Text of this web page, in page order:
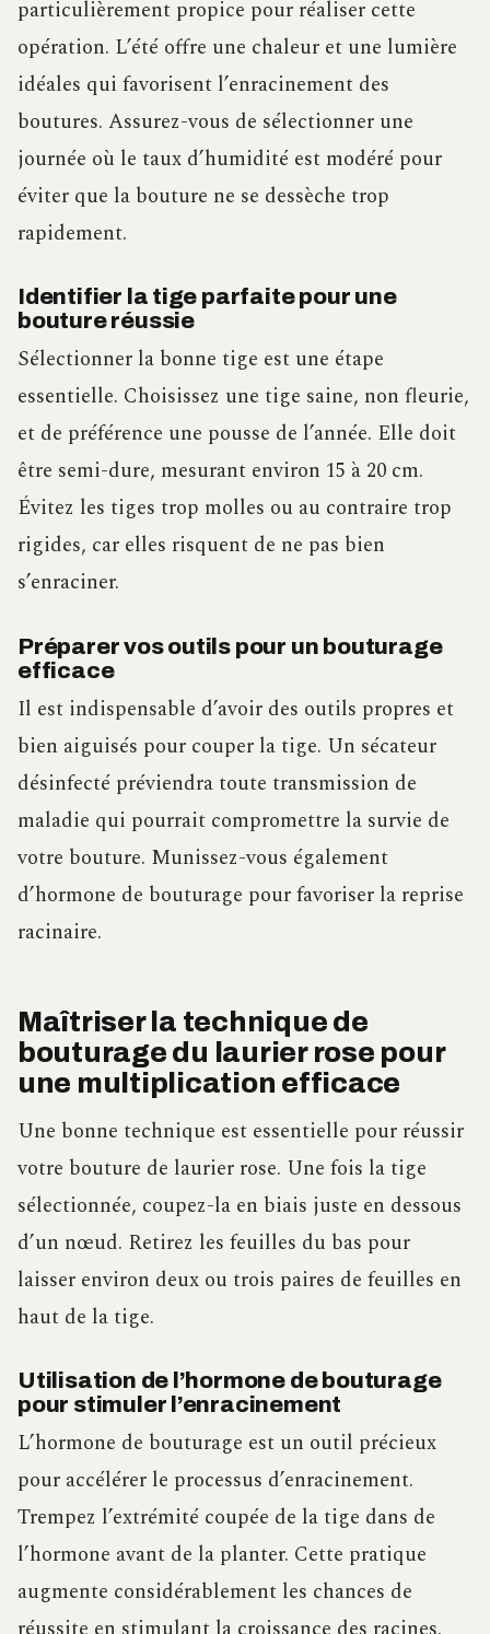
particulièrement propice pour réaliser cette
opération. L’été offre une chaleur et une lumière
idéales qui favorisent l’enracinement des
boutures. Assurez-vous de sélectionner une
journée où le taux d’humidité est modéré pour
éviter que la bouture ne se dessèche trop
rapidement.
Identifier la tige parfaite pour une
bouture réussie
Sélectionner la bonne tige est une étape
essentielle. Choisissez une tige saine, non fleurie,
et de préférence une pousse de l’année. Elle doit
être semi-dure, mesurant environ 15 à 20 cm.
Évitez les tiges trop molles ou au contraire trop
rigides, car elles risquent de ne pas bien
s’enraciner.
Préparer vos outils pour un bouturage
efficace
Il est indispensable d’avoir des outils propres et
bien aiguisés pour couper la tige. Un sécateur
désinfecté préviendra toute transmission de
maladie qui pourrait compromettre la survie de
votre bouture. Munissez-vous également
d’hormone de bouturage pour favoriser la reprise
racinaire.
Maîtriser la technique de
bouturage du laurier rose pour
une multiplication efficace
Une bonne technique est essentielle pour réussir
votre bouture de laurier rose. Une fois la tige
sélectionnée, coupez-la en biais juste en dessous
d’un nœud. Retirez les feuilles du bas pour
laisser environ deux ou trois paires de feuilles en
haut de la tige.
Utilisation de l’hormone de bouturage
pour stimuler l’enracinement
L’hormone de bouturage est un outil précieux
pour accélérer le processus d’enracinement.
Trempez l’extrémité coupée de la tige dans de
l’hormone avant de la planter. Cette pratique
augmente considérablement les chances de